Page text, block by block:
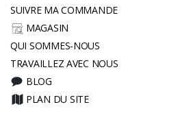
SUIVRE MA COMMANDE
MAGASIN
QUI SOMMES-NOUS
TRAVAILLEZ AVEC NOUS
BLOG
PLAN DU SITE